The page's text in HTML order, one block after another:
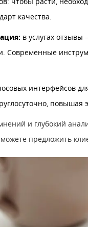
качества.
в услугах
Современные
интерфейсов
повышая
и глубокий
предложить